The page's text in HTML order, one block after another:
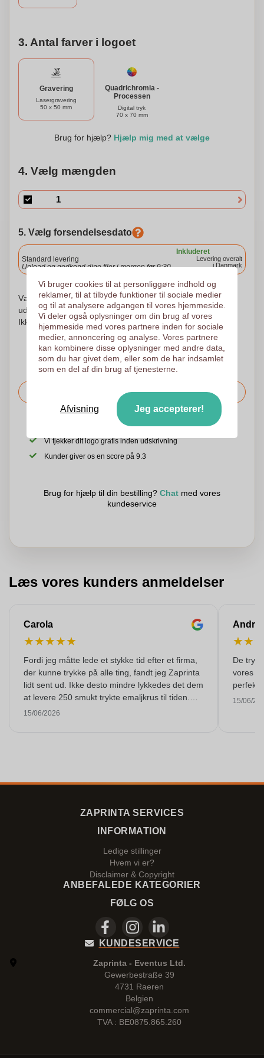
erfaren grillmester eller lige er startet, har dette sæt alt,
3. Antal farver i logoet
Gravering
Lasergravering
50 x 50 mm
Quadrichromia -
Processen
Digital tryk
70 x 70 mm
Brug for hjælp? Hjælp mig med at vælge
4. Vælg mængden
5. Vælg forsendelsesdato
Inkluderet
Standard levering
Upload og godkend dine filer i morgen før 9:30.
Levering overalt
i Danmark
Vær ikke urolig! Vi kontrollerer hvert logo og begynder at
udskrive først efter din godkendelse af udskrivningsordren.
Ikke før. Din tilfredshed er vores tilfredshed!
Bed om prisen
Det er også muligt at uploade dit logo til den følgende side
Vi tjekker dit logo gratis inden udskrivning
Kunder giver os en score på 9.3
Brug for hjælp til din bestilling? Chat med vores
kundeservice
Læs vores kunders anmeldelser
Carola
★★★★★
Fordi jeg måtte lede et stykke tid efter et firma,
der kunne trykke på alle ting, fandt jeg Zaprinta
lidt sent ud. Ikke desto mindre lykkedes det dem
at levere 250 smukt trykte emaljkrus til tiden.
Jeg er meget tilfreds med dem. Mange tak!
15/06/2026
★★
De
vores
perfekt
15/06/
ZAPRINTA SERVICES
INFORMATION
Ledige stillinger
Hvem vi er?
Disclaimer & Copyright
ANBEFALEDE KATEGORIER
FØLG OS
KUNDESERVICE
Zaprinta - Eventus Ltd.
Gewerbestraße 39
4731 Raeren
Belgien
commercial@zaprinta.com
TVA : BE0875.865.260
Vi bruger cookies til at personliggøre indhold og
reklamer, til at tilbyde funktioner til sociale medier
og til at analysere adgangen til vores hjemmeside.
Vi deler også oplysninger om din brug af vores
hjemmeside med vores partnere inden for sociale
medier, annoncering og analyse. Vores partnere
kan kombinere disse oplysninger med andre data,
som du har givet dem, eller som de har indsamlet
som en del af din brug af tjenesterne.
Afvisning Jeg accepterer!